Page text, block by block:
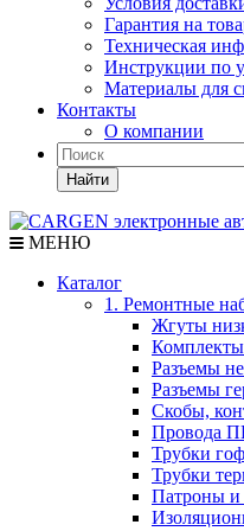
Гарантия на
Техническая
Инструкции по
Материалы для
Контакты
О компании
Найти
МЕНЮ
Каталог
1. Ремонтные
Жгуты
Разъемы
Разъемы
Скобы,
Провода
Трубки
Трубки
Патроны и